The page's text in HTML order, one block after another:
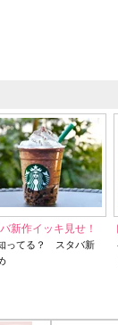
新作イッキ見せ！
ってる？ スタバ新